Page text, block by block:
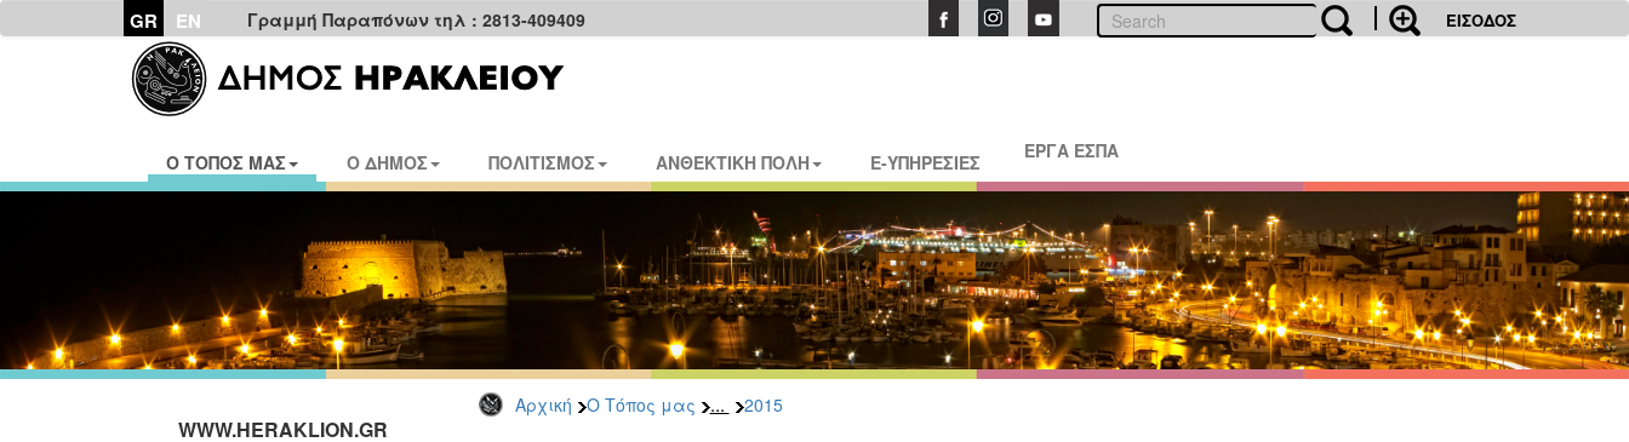
GR EN Γραμμή Παραπόνων τηλ : 2813-409409 ΕΙΣΟΔΟΣ
Ο ΤΟΠΟΣ ΜΑΣ Ο ΔΗΜΟΣ ΠΟΛΙΤΙΣΜΟΣ ΑΝΘΕΚΤΙΚΗ ΠΟΛΗ E-ΥΠΗΡΕΣΙΕΣ ΕΡΓΑ ΕΣΠΑ
Αρχική Ο Τόπος μας ... 2015
WWW.HERAKLION.GR